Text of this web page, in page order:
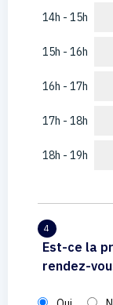
14h - 15h
15h - 16h
16h - 17h
17h - 18h
18h - 19h
4
Est-ce la
rendez-